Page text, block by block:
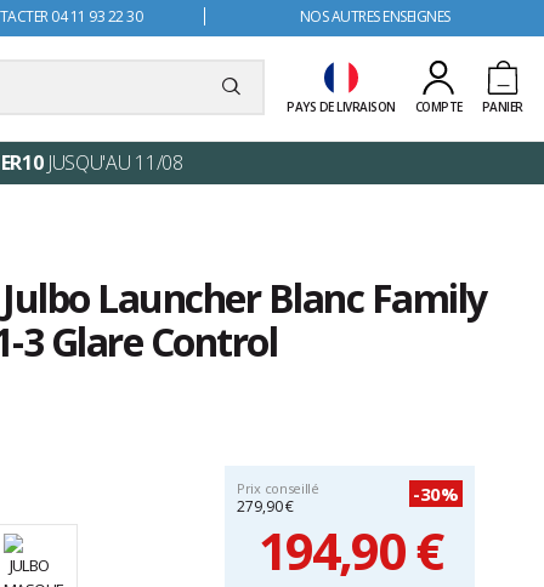
04 11 93 22 30 NOS AUTRES ENSEIGNES
PAYS DE LIVRAISON COMPTE PANIER
JUSQU'AU 11/08
Launcher Blanc Family
3 Glare Control
Prix conseillé
279,90 €
-30%
194,90 €